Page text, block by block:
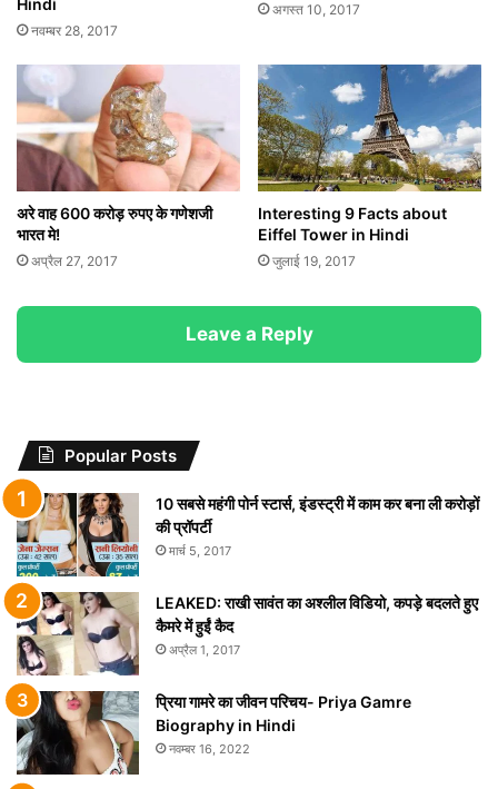
Hindi
नवम्बर 28, 2017
अगस्त 10, 2017
अरे वाह 600 करोड़ रुपए के गणेशजी
भारत मे!
अप्रैल 27, 2017
Interesting 9 Facts about
Eiffel Tower in Hindi
जुलाई 19, 2017
Leave a Reply
Popular Posts
10 सबसे महंगी पोर्न स्टार्स, इंडस्ट्री में काम कर बना ली करोड़ों
की प्रॉपर्टी
मार्च 5, 2017
LEAKED: राखी सावंत का अश्लील विडियो, कपड़े बदलते हुए
कैमरे में हुईं कैद
अप्रैल 1, 2017
प्रिया गामरे का जीवन परिचय- Priya Gamre
Biography in Hindi
नवम्बर 16, 2022